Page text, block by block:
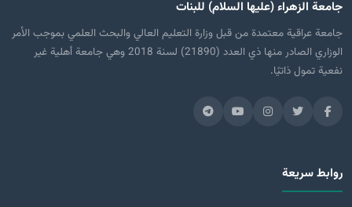
جامعة الزهراء (عليها السلام) للبنات
جامعة عراقية معتمدة من قبل وزارة التعليم العالي والبحث العلمي بموجب الأمر
الوزاري الصادر منها ذي العدد (21890) لسنة 2018 وهي جامعة أهلية غير
نفعية تمول ذاتيًا.
روابط سريعة